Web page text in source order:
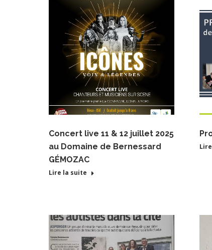
Concert live 11 & 12 juillet 2025
au Domaine de Bernessard
GÉMOZAC
Lire la suite